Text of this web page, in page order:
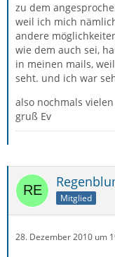
zu dem
weil ich mich
andere
wie dem auch sei,
in meinen mails,
seht. und ich war
also nochmals
gruß Ev
Mitglied
28. Dezember 2010 um